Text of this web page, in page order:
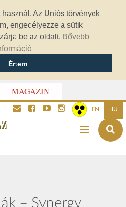
Az Uniós törvények
engedélyezze a sütik
be az oldalt. Bővebb
Értem
MAGAZIN
EN HU
– Synergy